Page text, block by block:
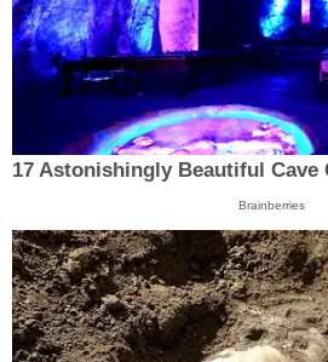
17 Astonishingly Beautiful Cave
Brainberries